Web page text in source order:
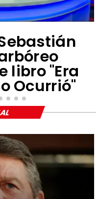
libro "Era
Ocurrió"